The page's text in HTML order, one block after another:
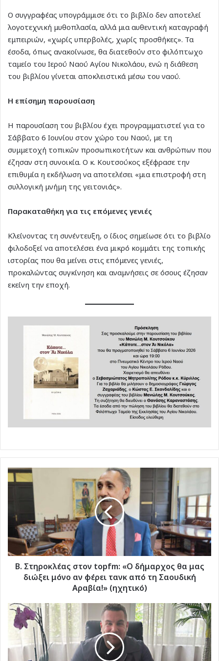
Ο συγγραφέας υπογράμμισε ότι το βιβλίο δεν αποτελεί
λογοτεχνική μυθοπλασία, αλλά μια αυθεντική καταγραφή
εμπειριών, «χωρίς υπερβολές, χωρίς προσθήκες». Τα
έσοδα, όπως ανακοίνωσε, θα διατεθούν στο φιλόπτωχο
ταμείο του Ιερού Ναού Αγίου Νικολάου, ενώ η διάθεση
του βιβλίου γίνεται αποκλειστικά μέσω του ναού.
Η επίσημη παρουσίαση
Η παρουσίαση του βιβλίου έχει προγραμματιστεί για το
Σάββατο 6 Ιουνίου στον χώρο του Ναού, με τη
συμμετοχή τοπικών προσωπικοτήτων και ανθρώπων που
έζησαν στη συνοικία. Ο κ. Κουτσούκος εξέφρασε την
επιθυμία η εκδήλωση να αποτελέσει «μια επιστροφή στη
συλλογική μνήμη της γειτονιάς».
Παρακαταθήκη για τις επόμενες γενιές
Κλείνοντας τη συνέντευξη, ο ίδιος σημείωσε ότι το βιβλίο
φιλοδοξεί να αποτελέσει ένα μικρό κομμάτι της τοπικής
ιστορίας που θα μείνει στις επόμενες γενιές,
προκαλώντας συγκίνηση και αναμνήσεις σε όσους έζησαν
εκείνη την εποχή.
Β.
Στηροκλέας
«Ο
δήμαρχος
μας
διώξει
μόνο
από
τη
Σαουδική
(ηχητικό)
Β. Στηροκλέας στον topfm: «Ο δήμαρχος θα μας
διώξει μόνο αν φέρει τανκ από τη Σαουδική
Αραβία!» (ηχητικό)
Τ.
Καμπούρης
στον
«Νέα
στοιχεία,